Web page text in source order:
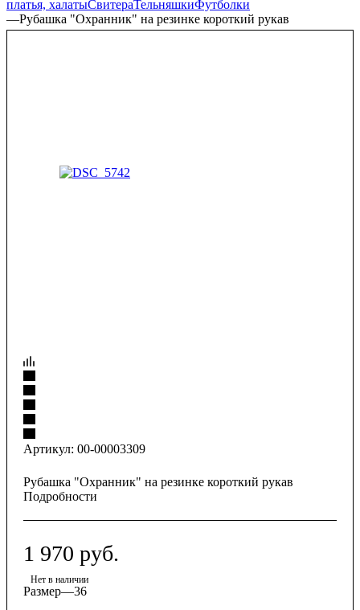
платья, халатыСвитераТельняшкиФутболки
—Рубашка "Охранник" на резинке короткий рукав
Артикул: 00-00003309
Рубашка "Охранник" на резинке короткий рукав
Подробности
1 970 руб.
Нет в наличии
Размер—36